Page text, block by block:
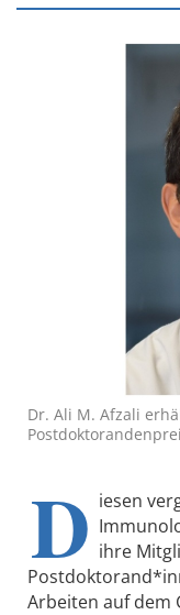
Dr. Ali M. Afzali
D iesen
ihre
Arbeiten auf dem